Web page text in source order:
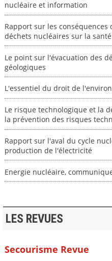
nucléaire et information
Rapport sur les
déchets nucléaires sur la
Le point sur l'évacuation des
géologiques
L'essentiel du droit de
Le risque technologique et la
la prévention des risques
Rapport sur l'aval du cycle
production de l'électricité
Energie nucléaire,
LES REVUES
Secourisme Revue